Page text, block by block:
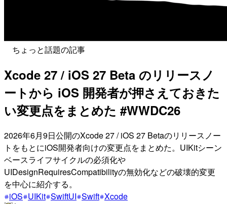
ちょっと話題の記事
Xcode 27 / iOS 27 Beta のリリースノ
ートから iOS 開発者が押さえておきた
い変更点をまとめた #WWDC26
2026年6月9日公開のXcode 27 / iOS 27 Betaのリリースノー
トをもとにiOS開発者向けの変更点をまとめた。UIKitシーン
ベースライフサイクルの必須化や
UIDesignRequiresCompatibilityの無効化などの破壊的変更
を中心に紹介する。
iOS UIKit SwiftUI Swift Xcode